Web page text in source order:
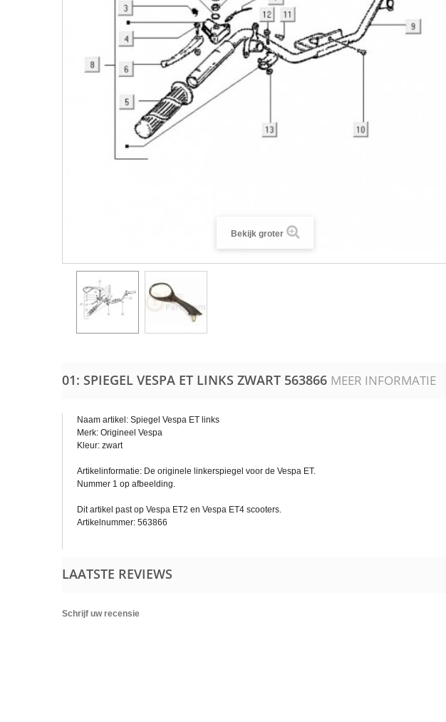
Bekijk groter
01: SPIEGEL VESPA ET LINKS ZWART 563866 MEER INFORMATIE
Naam artikel: Spiegel Vespa ET links
Merk: Origineel Vespa
Kleur: zwart
Artikelinformatie: De originele linkerspiegel voor de Vespa ET.
Nummer 1 op afbeelding.
Dit artikel past op Vespa ET2 en Vespa ET4 scooters.
Artikelnummer: 563866
LAATSTE REVIEWS
Schrijf uw recensie